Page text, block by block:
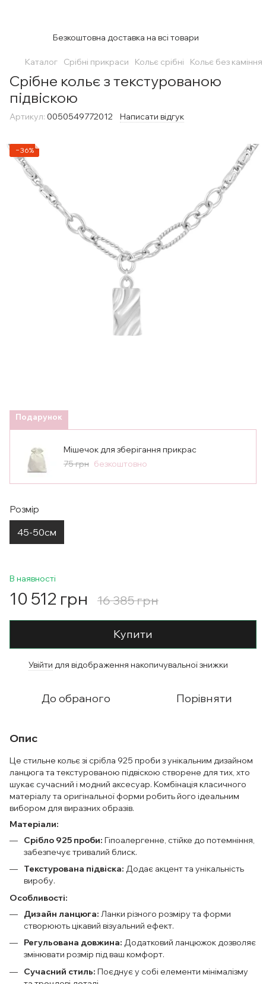
Безкоштовна доставка на всі товари
Каталог Срібні прикраси Кольє срібні Кольє без каміння
Срібне кольє з текстурованою
підвіскою
Артикул: 0050549772012 Написати відгук
−36%
Подарунок
Мішечок для зберігання прикрас
75 грн безкоштовно
Розмір
45-50см
В наявності
10 512 грн 16 385 грн
Купити
Увійти для відображення накопичувальної знижки
До обраного Порівняти
Опис
Це стильне кольє зі срібла 925 проби з унікальним дизайном
ланцюга та текстурованою підвіскою створене для тих, хто
шукає сучасний і модний аксесуар. Комбінація класичного
матеріалу та оригінальної форми робить його ідеальним
вибором для виразних образів.
Матеріали:
Срібло 925 проби: Гіпоалергенне, стійке до потемніння,
забезпечує тривалий блиск.
Текстурована підвіска: Додає акцент та унікальність
виробу.
Особливості:
Дизайн ланцюга: Ланки різного розміру та форми
створюють цікавий візуальний ефект.
Регульована довжина: Додатковий ланцюжок дозволяє
змінювати розмір під ваш комфорт.
Сучасний стиль: Поєднує у собі елементи мінімалізму